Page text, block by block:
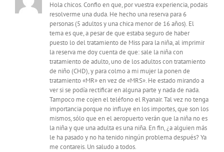
Hola chicos. Confio en que, por vuestra experiencia, podais
resolverme una duda. He hecho una reserva para 6
personas (5 adultos y una chica menor de 16 años). El
tema es que, a pesar de que estaba seguro de haber
puesto lo del tratamiento de Miss para la niña, al imprimir
la reserva me doy cuenta de que: sale la niña con
tratamiento de adulto, uno de los adultos con tratamiento
de niño (CHD), y para colmo a mi mujer la ponen de
tratamiento «MR» en vez de «MRS». He estado mirando a
ver si se podía rectificar en alguna parte y nada de nada.
Tampoco me cojen el teléfono el Ryanair. Tal vez no tenga
importancia porque no influye en los importes, que son los
mismos, sólo que en el aeropuerto verán que la niña no es
la niña y que una adulta es una niña. En fin, ¿a alguien más
le ha pasado y no ha tenido ningún problema después? Ya
me contareis. Un saludo a todos.